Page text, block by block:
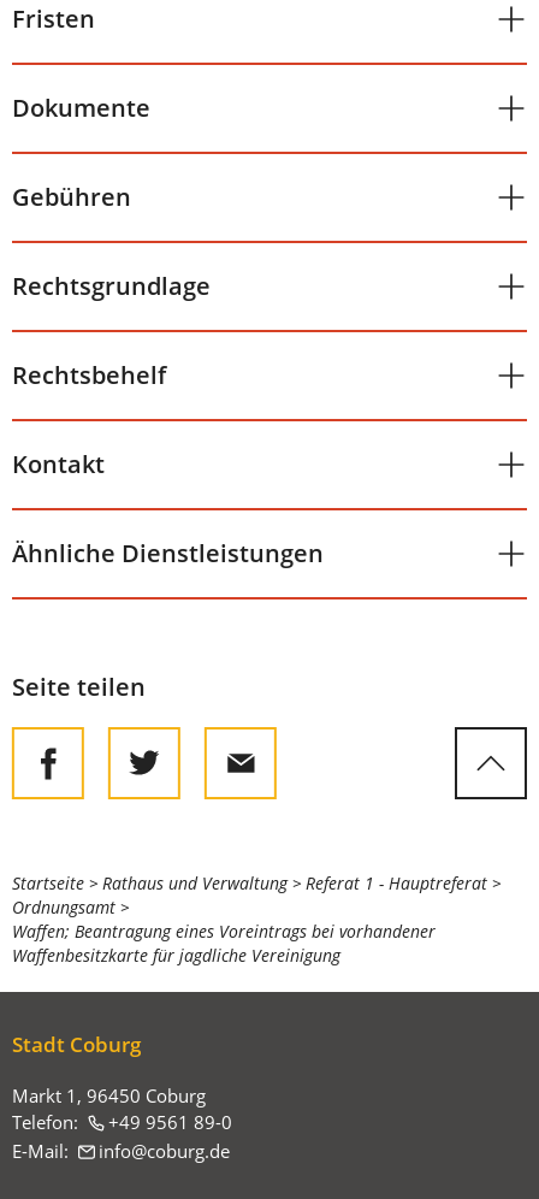
Fristen
Dokumente
Gebühren
Rechtsgrundlage
Rechtsbehelf
Kontakt
Ähnliche Dienstleistungen
Seite teilen
Sie
befinden
sich
hier:
Startseite Rathaus und Verwaltung
Referat 1 - Hauptreferat
Ordnungsamt
Waffen; Beantragung eines Voreintrags bei vorhandener
Waffenbesitzkarte für jagdliche Vereinigung
Stadt Coburg
Markt 1, 96450 Coburg
Telefon:
+49 9561 89-0
E-Mail:
info coburg de